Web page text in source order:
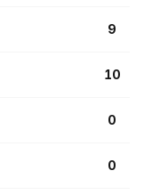
9
10
0
0